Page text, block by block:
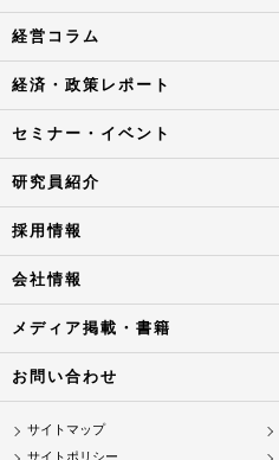
経営コラム
経済・政策レポート
セミナー・イベント
研究員紹介
採用情報
会社情報
メディア掲載・書籍
お問い合わせ
サイトマップ
サイトポリシー